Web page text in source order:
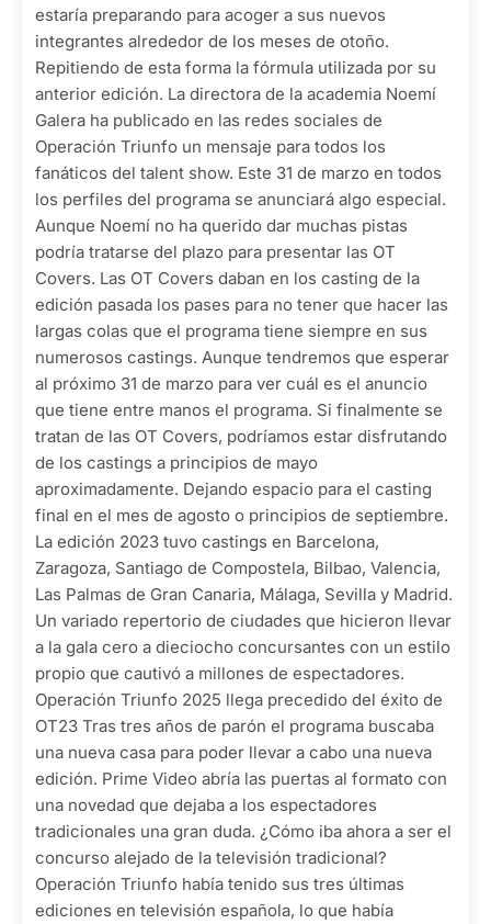
estaría preparando para acoger a sus nuevos
integrantes alrededor de los meses de otoño.
Repitiendo de esta forma la fórmula utilizada por su
anterior edición. La directora de la academia Noemí
Galera ha publicado en las redes sociales de
Operación Triunfo un mensaje para todos los
fanáticos del talent show. Este 31 de marzo en todos
los perfiles del programa se anunciará algo especial.
Aunque Noemí no ha querido dar muchas pistas
podría tratarse del plazo para presentar las OT
Covers. Las OT Covers daban en los casting de la
edición pasada los pases para no tener que hacer las
largas colas que el programa tiene siempre en sus
numerosos castings. Aunque tendremos que esperar
al próximo 31 de marzo para ver cuál es el anuncio
que tiene entre manos el programa. Si finalmente se
tratan de las OT Covers, podríamos estar disfrutando
de los castings a principios de mayo
aproximadamente. Dejando espacio para el casting
final en el mes de agosto o principios de septiembre.
La edición 2023 tuvo castings en Barcelona,
Zaragoza, Santiago de Compostela, Bilbao, Valencia,
Las Palmas de Gran Canaria, Málaga, Sevilla y Madrid.
Un variado repertorio de ciudades que hicieron llevar
a la gala cero a dieciocho concursantes con un estilo
propio que cautivó a millones de espectadores.
Operación Triunfo 2025 llega precedido del éxito de
OT23 Tras tres años de parón el programa buscaba
una nueva casa para poder llevar a cabo una nueva
edición. Prime Video abría las puertas al formato con
una novedad que dejaba a los espectadores
tradicionales una gran duda. ¿Cómo iba ahora a ser el
concurso alejado de la televisión tradicional?
Operación Triunfo había tenido sus tres últimas
ediciones en televisión española, lo que había